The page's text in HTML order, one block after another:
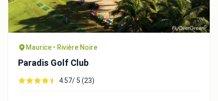
Maurice • Rivière Noire
Paradis Golf Club
4.57/ 5 (23)